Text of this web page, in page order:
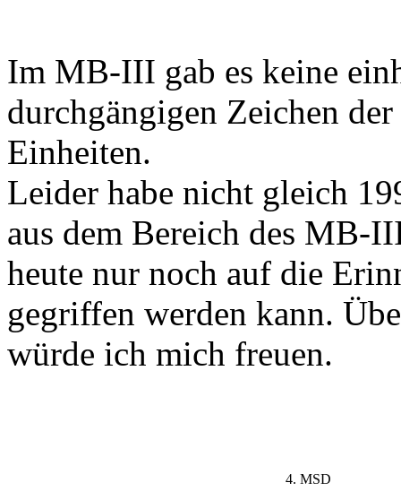
Im MB-III gab es keine
durchgängigen Zeichen
Einheiten.
Leider habe nicht gleich
aus dem Bereich des MB-
heute nur noch auf die
gegriffen werden kann.
würde ich mich freuen.
4. MSD